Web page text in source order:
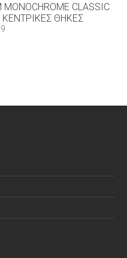
CLASSIC
ΘΉΚΕΣ